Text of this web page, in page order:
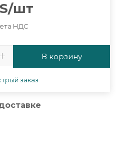
/шт
НДС
В корзину
заказ